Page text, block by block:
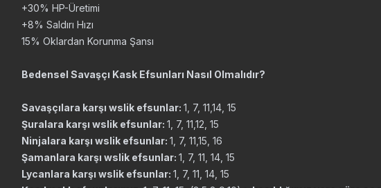
+30% HP-Üretimi
+8% Saldırı Hızı
15% Oklardan Korunma Şansı
Bedensel Savaşçı Kask Efsunları Nasıl Olmalıdır?
Savaşçılara karşı wslik efsunlar: 1, 7, 11,14, 15
Şuralara karşı wslik efsunlar: 1, 7, 11,12, 15
Ninjalara karşı wslik efsunlar: 1, 7, 11,15, 16
Şamanlara karşı wslik efsunlar: 1, 7, 11, 14, 15
Lycanlara karşı wslik efsunlar: 1, 7, 11, 14, 15